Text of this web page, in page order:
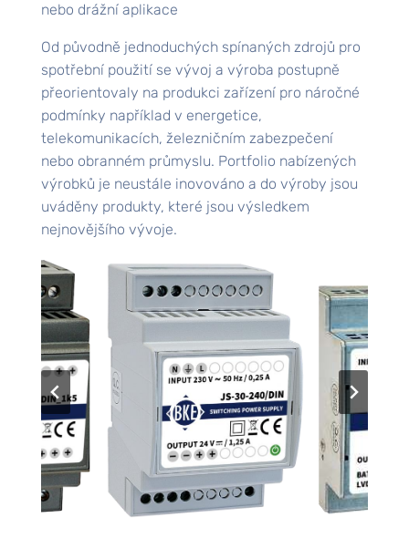
nebo drážní aplikace
Od původně jednoduchých spínaných zdrojů pro
spotřební použití se vývoj a výroba postupně
přeorientovaly na produkci zařízení pro náročné
podmínky například v energetice,
telekomunikacích, železničním zabezpečení
nebo obranném průmyslu. Portfolio nabízených
výrobků je neustále inovováno a do výroby jsou
uváděny produkty, které jsou výsledkem
nejnovějšího vývoje.